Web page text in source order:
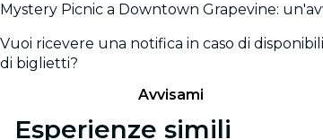
Mystery Picnic a Downtown Grapevine:
Vuoi ricevere una notifica in caso di
di biglietti?
Avvisami
Esperienze simili